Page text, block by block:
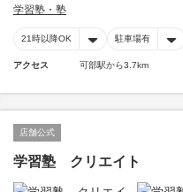
学習塾・塾
21時以降OK 駐車場有
アクセス 可部駅から3.7km
店舗公式
学習塾 クリエイト